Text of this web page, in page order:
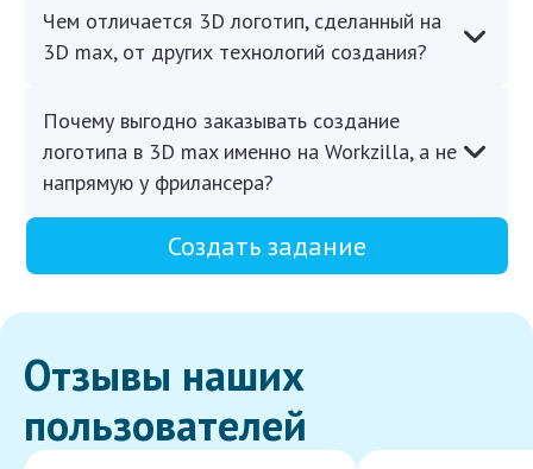
Чем отличается 3D логотип, сделанный на
3D max, от других технологий создания?
Почему выгодно заказывать создание
логотипа в 3D max именно на Workzilla, а не
напрямую у фрилансера?
Создать задание
Отзывы наших
пользователей